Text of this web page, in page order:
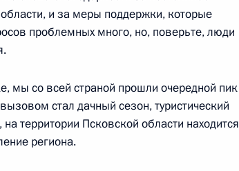
и руководством
Ново-Огарёво
и за меры поддержки, которые
проблемных много, но, поверьте, люди
мы со всей страной прошли очередной пик
стал дачный сезон, туристический
территории Псковской области находится
региона.